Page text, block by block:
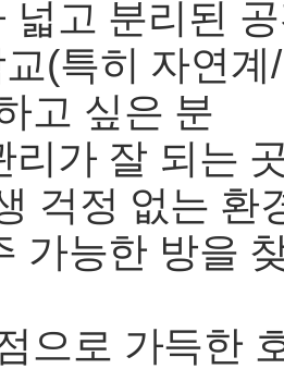
넓고 분리된
교(특히 자연
고 싶은 분
리가 잘 되는
걱정 없는 환
가능한 방을
으로 가득한